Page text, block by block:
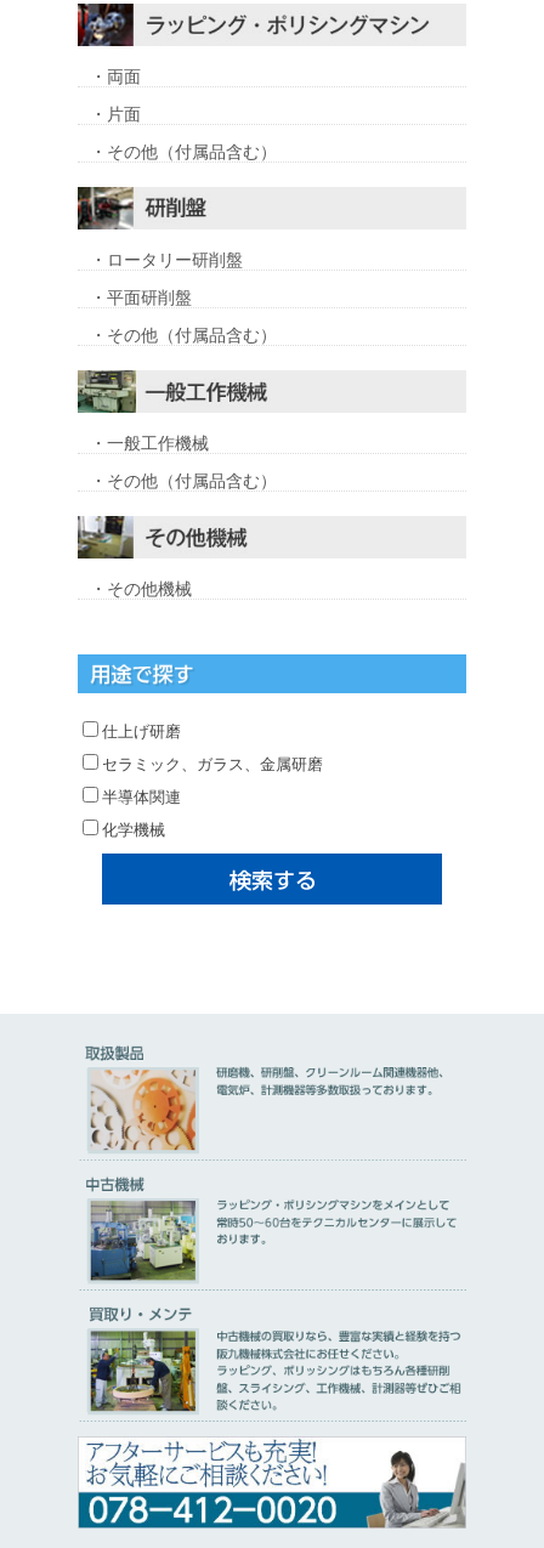
・両面
・片面
・その他（付属品含む）
・ロータリー研削盤
・平面研削盤
・その他（付属品含む）
・一般工作機械
・その他（付属品含む）
・その他機械
仕上げ研磨
セラミック、ガラス、金属研磨
半導体関連
化学機械